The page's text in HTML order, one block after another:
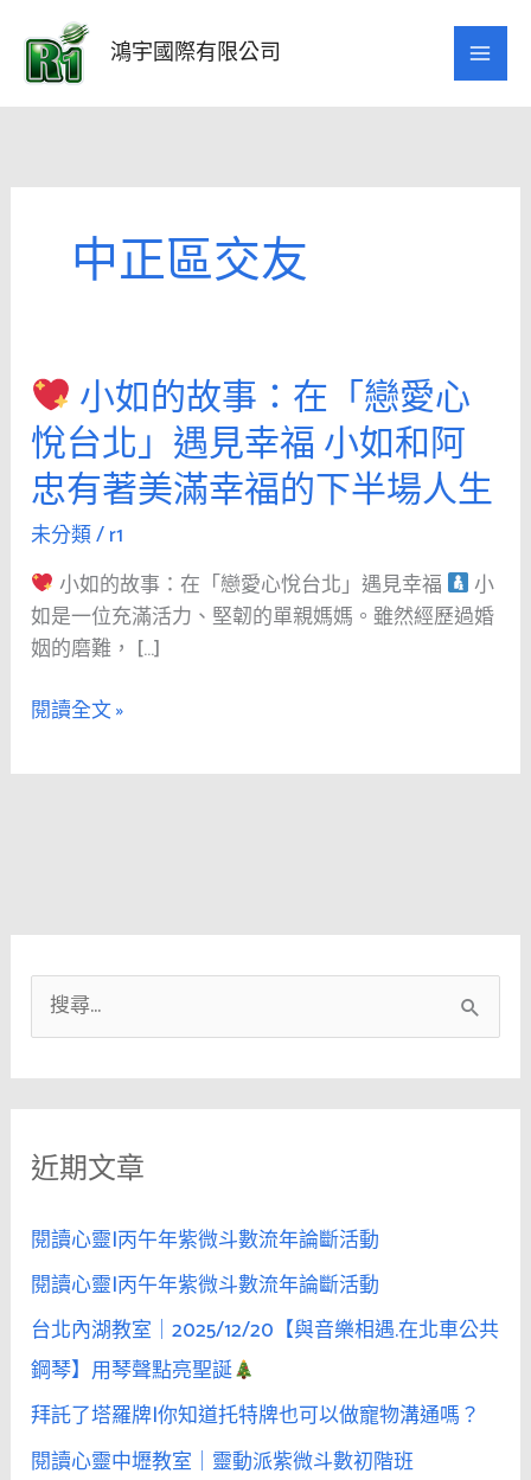
要
鴻宇國際有限公司
中正區交友
小如的故事：在「戀愛心
悅台北」遇見幸福 小如和阿
忠有著美滿幸福的下半場人生
未分類/r1
小如的故事：在「戀愛心悅台北」遇見幸福
小
如是一位充滿活力、堅韌的單親媽媽。雖然經歷過婚
姻的磨難， […]
小
如
的
故
事：
在
「戀
愛
悅
北」
小
阿
美
滿
福
的
下
半
場
人
生
閱讀全文 »
尋
關
字
近期文章
閱讀心靈|丙午年紫微斗數流年論斷活動
閱讀心靈|丙午年紫微斗數流年論斷活動
台北內湖教室｜2025/12/20【與音樂相遇.在北車公共
鋼琴】用琴聲點亮聖誕
拜託了塔羅牌|你知道托特牌也可以做寵物溝通嗎？
閱讀心靈中壢教室｜靈動派紫微斗數初階班